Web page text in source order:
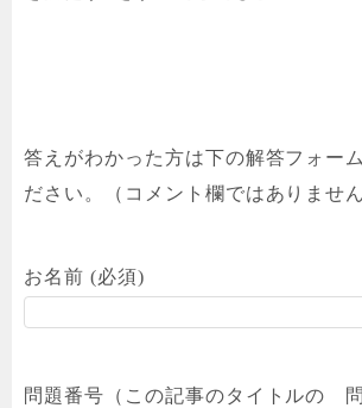
答えがわかった方は下の解答フォー
ださい。（コメント欄ではありません
お名前 (必須)
問題番号（この記事のタイトルの